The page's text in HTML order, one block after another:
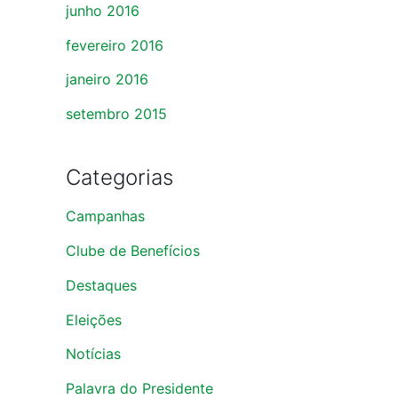
junho 2016
fevereiro 2016
janeiro 2016
setembro 2015
Categorias
Campanhas
Clube de Benefícios
Destaques
Eleições
Notícias
Palavra do Presidente